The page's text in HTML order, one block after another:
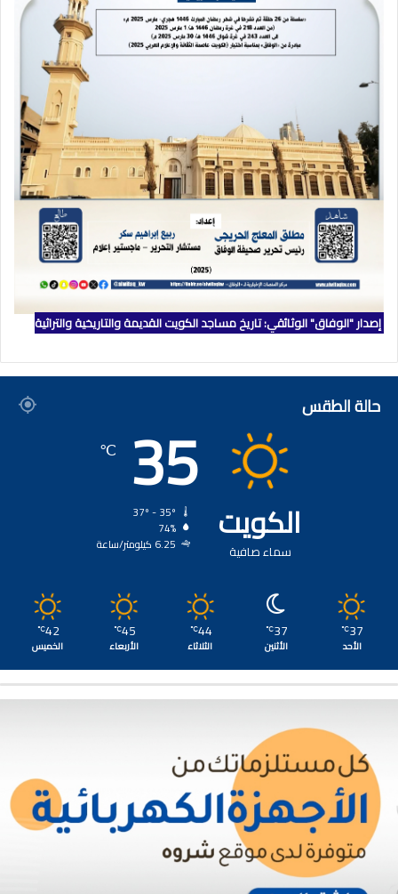
إصدار "الوفاق" الوثائقي: تاريخ مساجد الكويت القديمة والتاريخية والتراثية
حالة الطقس
الكويت
سماء صافية
35
℃
74%
6.25 كيلومتر/ساعة
37
℃
الأحد
37
℃
الأثنين
44
℃
الثلاثاء
45
℃
الأربعاء
42
℃
الخميس